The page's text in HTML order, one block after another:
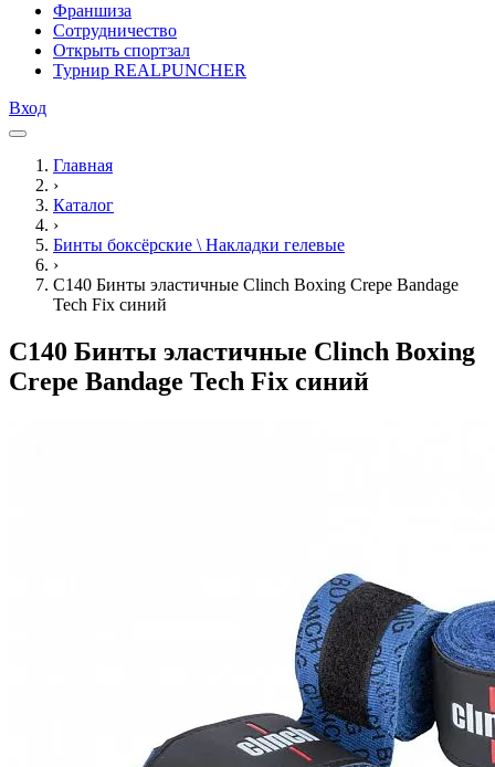
Франшиза
Сотрудничество
Открыть спортзал
Турнир REALPUNCHER
Вход
Главная
›
Каталог
›
Бинты боксёрские \ Накладки гелевые
›
C140 Бинты эластичные Clinch Boxing Crepe Bandage
Tech Fix синий
C140 Бинты эластичные Clinch Boxing
Crepe Bandage Tech Fix синий